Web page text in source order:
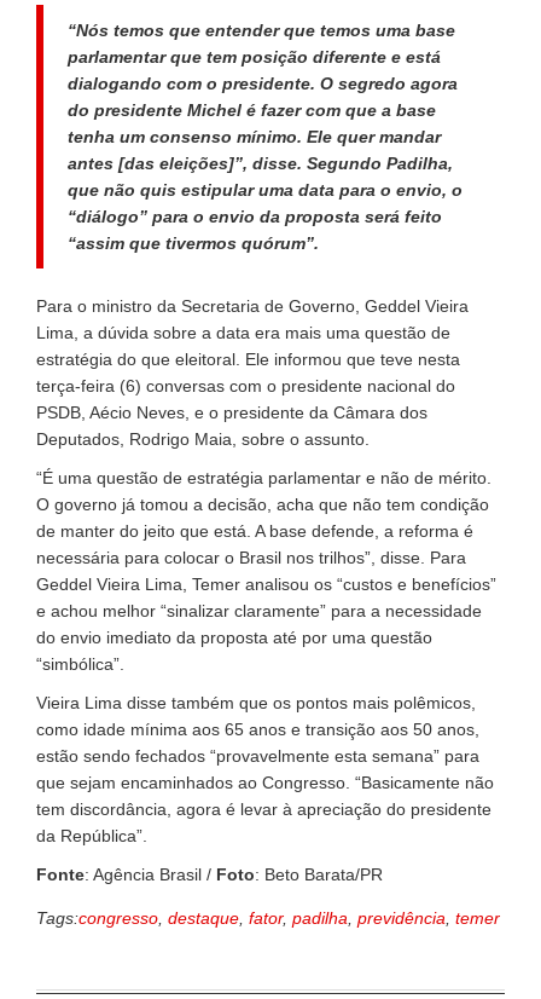
“Nós temos que entender que temos uma base
parlamentar que tem posição diferente e está
dialogando com o presidente. O segredo agora
do presidente Michel é fazer com que a base
tenha um consenso mínimo. Ele quer mandar
antes [das eleições]”, disse. Segundo Padilha,
que não quis estipular uma data para o envio, o
“diálogo” para o envio da proposta será feito
“assim que tivermos quórum”.
Para o ministro da Secretaria de Governo, Geddel Vieira
Lima, a dúvida sobre a data era mais uma questão de
estratégia do que eleitoral. Ele informou que teve nesta
terça-feira (6) conversas com o presidente nacional do
PSDB, Aécio Neves, e o presidente da Câmara dos
Deputados, Rodrigo Maia, sobre o assunto.
“É uma questão de estratégia parlamentar e não de mérito.
O governo já tomou a decisão, acha que não tem condição
de manter do jeito que está. A base defende, a reforma é
necessária para colocar o Brasil nos trilhos”, disse. Para
Geddel Vieira Lima, Temer analisou os “custos e benefícios”
e achou melhor “sinalizar claramente” para a necessidade
do envio imediato da proposta até por uma questão
“simbólica”.
Vieira Lima disse também que os pontos mais polêmicos,
como idade mínima aos 65 anos e transição aos 50 anos,
estão sendo fechados “provavelmente esta semana” para
que sejam encaminhados ao Congresso. “Basicamente não
tem discordância, agora é levar à apreciação do presidente
da República”.
Fonte: Agência Brasil / Foto: Beto Barata/PR
Tags:congresso destaque fator, padilha previdência temer